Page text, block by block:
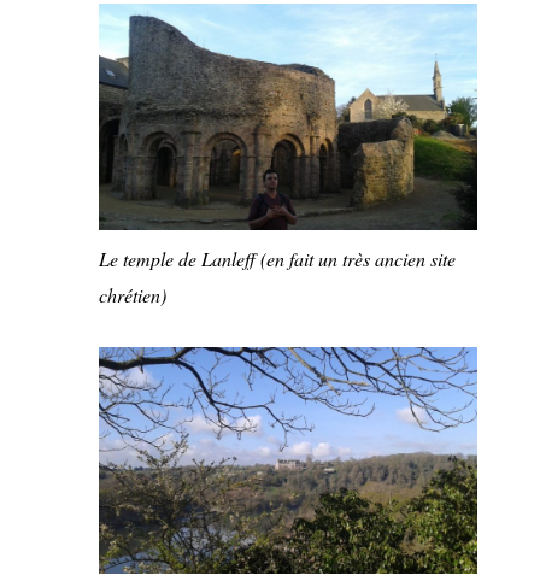
Le temple de Lanleff (en fait un très ancien site
chrétien)